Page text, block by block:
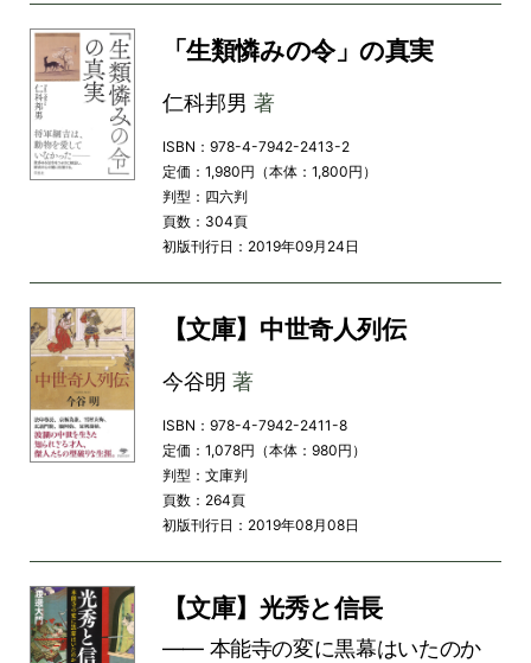
「生類憐みの令」の真実
仁科邦男 著
ISBN：978-4-7942-2413-2
定価：1,980円（本体：1,800円）
判型：四六判
頁数：304頁
初版刊行日：2019年09月24日
【文庫】中世奇人列伝
今谷明 著
ISBN：978-4-7942-2411-8
定価：1,078円（本体：980円）
判型：文庫判
頁数：264頁
初版刊行日：2019年08月08日
【文庫】光秀と信長
―― 本能寺の変に黒幕はいたのか